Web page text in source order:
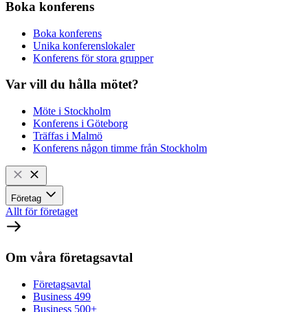
Boka konferens
Boka konferens
Unika konferenslokaler
Konferens för stora grupper
Var vill du hålla mötet?
Möte i Stockholm
Konferens i Göteborg
Träffas i Malmö
Konferens någon timme från Stockholm
Företag
Allt för företaget
Om våra företagsavtal
Företagsavtal
Business 499
Business 500+